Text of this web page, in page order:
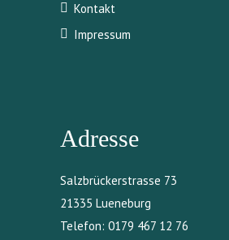
Kontakt
Impressum
Adresse
Salzbrückerstrasse 73
21335 Lueneburg
Telefon: 0179 467 12 76